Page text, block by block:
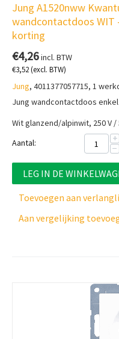
Jung A1520nww
wandcontactdoos WIT
korting
€4,26incl. BTW
€3,52(excl. BTW)
Jung, 4011377057715, 1
Jung wandcontactdoos
Wit glanzend/alpinwit, 250 V /
Aantal:
+
−
LEG IN DE
Toevoegen aan
Aan vergelijking